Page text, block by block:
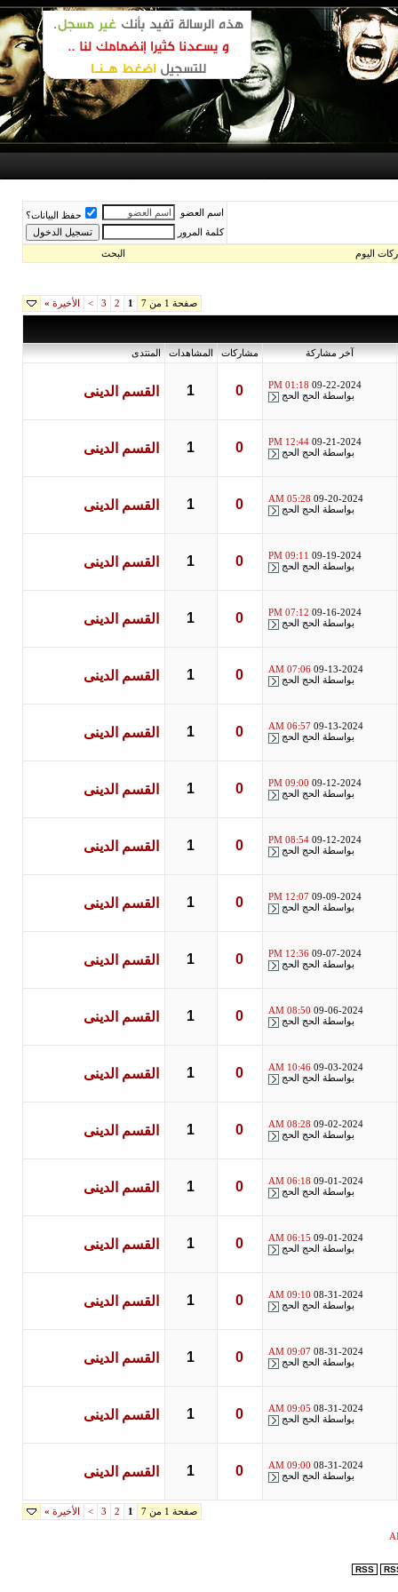
اسم العضو
حفظ البيانات؟
كلمة المرور
البحث
صفحة 1 من 7 1 الأخيرة»
آخر مشاركة مشاركات المشاهدات المنتدى
09-22-2024
01:18 PM
بواسطةالحج الحج القسم الدينى
09-21-2024
12:44 PM
بواسطةالحج الحج القسم الدينى
09-20-2024
05:28 AM
بواسطةالحج الحج القسم الدينى
09-19-2024
09:11 PM
بواسطةالحج الحج القسم الدينى
09-16-2024
07:12 PM
بواسطةالحج الحج القسم الدينى
09-13-2024
07:06 AM
بواسطةالحج الحج القسم الدينى
09-13-2024
06:57 AM
بواسطةالحج الحج القسم الدينى
09-12-2024
09:00 PM
بواسطةالحج الحج القسم الدينى
09-12-2024
08:54 PM
بواسطةالحج الحج القسم الدينى
09-09-2024
12:07 PM
بواسطةالحج الحج القسم الدينى
09-07-2024
12:36 PM
بواسطةالحج الحج القسم الدينى
09-06-2024
08:50 AM
بواسطةالحج الحج القسم الدينى
09-03-2024
10:46 AM
بواسطةالحج الحج القسم الدينى
09-02-2024
08:28 AM
بواسطةالحج الحج القسم الدينى
09-01-2024
06:18 AM
بواسطةالحج الحج القسم الدينى
09-01-2024
06:15 AM
بواسطةالحج الحج القسم الدينى
08-31-2024
09:10 AM
بواسطةالحج الحج القسم الدينى
08-31-2024
09:07 AM
بواسطةالحج الحج القسم الدينى
08-31-2024
09:05 AM
بواسطةالحج الحج القسم الدينى
08-31-2024
09:00 AM
بواسطةالحج الحج القسم الدينى
صفحة 1 من 7 1 الأخيرة»
RSS